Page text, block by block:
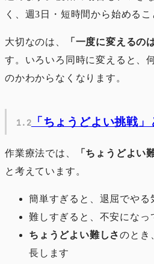
く、週3日・短時間から始めるこ
大切なのは、 「一度に変えるの
す。いろいろ同時に変えると、
のかわからなくなります。
「ちょうどよい挑戦」
作業療法では、 「ちょうどよい
と考えています。
簡単すぎると、退屈でやる
難しすぎると、不安になっ
ちょうどよい難しさのとき
長します